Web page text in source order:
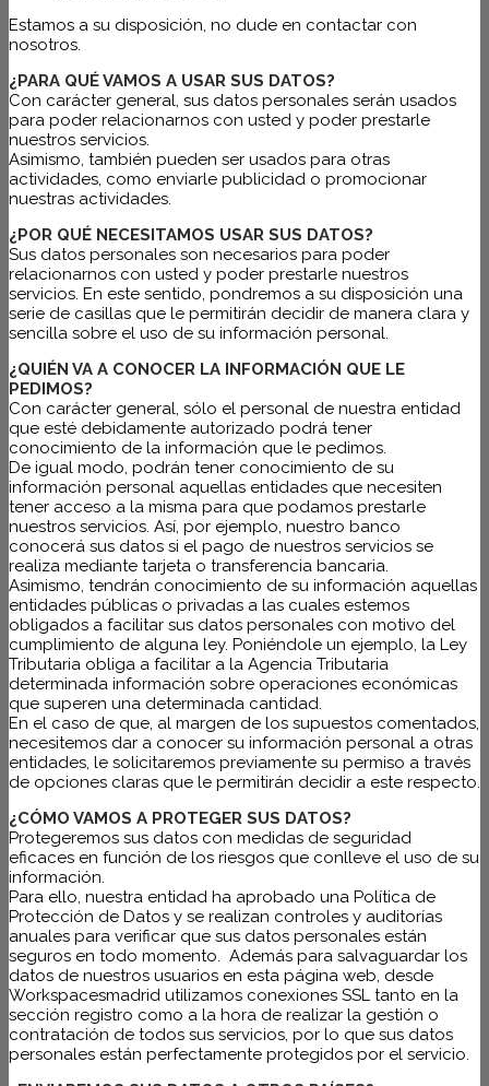
Estamos a su disposición, no dude en contactar con
nosotros.
¿PARA QUÉ VAMOS A USAR SUS DATOS?
Con carácter general, sus datos personales serán usados
para poder relacionarnos con usted y poder prestarle
nuestros servicios.
Asimismo, también pueden ser usados para otras
actividades, como enviarle publicidad o promocionar
nuestras actividades.
¿POR QUÉ NECESITAMOS USAR SUS DATOS?
Sus datos personales son necesarios para poder
relacionarnos con usted y poder prestarle nuestros
servicios. En este sentido, pondremos a su disposición una
serie de casillas que le permitirán decidir de manera clara y
sencilla sobre el uso de su información personal.
¿QUIÉN VA A CONOCER LA INFORMACIÓN QUE LE
PEDIMOS?
Con carácter general, sólo el personal de nuestra entidad
que esté debidamente autorizado podrá tener
conocimiento de la información que le pedimos.
De igual modo, podrán tener conocimiento de su
información personal aquellas entidades que necesiten
tener acceso a la misma para que podamos prestarle
nuestros servicios. Así, por ejemplo, nuestro banco
conocerá sus datos si el pago de nuestros servicios se
realiza mediante tarjeta o transferencia bancaria.
Asimismo, tendrán conocimiento de su información aquellas
entidades públicas o privadas a las cuales estemos
obligados a facilitar sus datos personales con motivo del
cumplimiento de alguna ley. Poniéndole un ejemplo, la Ley
Tributaria obliga a facilitar a la Agencia Tributaria
determinada información sobre operaciones económicas
que superen una determinada cantidad.
En el caso de que, al margen de los supuestos comentados,
necesitemos dar a conocer su información personal a otras
entidades, le solicitaremos previamente su permiso a través
de opciones claras que le permitirán decidir a este respecto.
¿CÓMO VAMOS A PROTEGER SUS DATOS?
Protegeremos sus datos con medidas de seguridad
eficaces en función de los riesgos que conlleve el uso de su
información.
Para ello, nuestra entidad ha aprobado una Política de
Protección de Datos y se realizan controles y auditorías
anuales para verificar que sus datos personales están
seguros en todo momento. Además para salvaguardar los
datos de nuestros usuarios en esta página web, desde
Workspacesmadrid utilizamos conexiones SSL tanto en la
sección registro como a la hora de realizar la gestión o
contratación de todos sus servicios, por lo que sus datos
personales están perfectamente protegidos por el servicio.